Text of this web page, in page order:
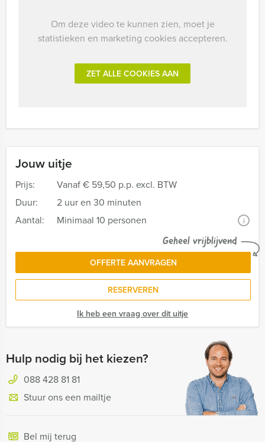
Jouw uitje
Prijs: Vanaf€ 59,50 p.p. excl. BTW
Duur:
2 uur en 30 minuten
Aantal:
Minimaal 10 personen i
Geheel vrijblijvend
OFFERTE AANVRAGEN
RESERVEREN
Ik heb een vraag over dit uitje
Hulp nodig bij het kiezen?
088 428 81 81
Stuur ons een mailtje
Bel mij terug
Om deze video te kunnen zien, moet je
statistieken en marketing cookies accepteren.
ZET ALLE COOKIES AAN